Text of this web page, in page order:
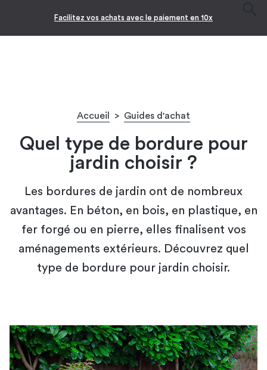
Facilitez vos achats avec le paiement en 10x
Accueil > Guides d'achat
Quel type de bordure pour
jardin choisir ?
Les bordures de jardin ont de nombreux
avantages. En béton, en bois, en plastique, en
fer forgé ou en pierre, elles finalisent vos
aménagements extérieurs. Découvrez quel
type de bordure pour jardin choisir.